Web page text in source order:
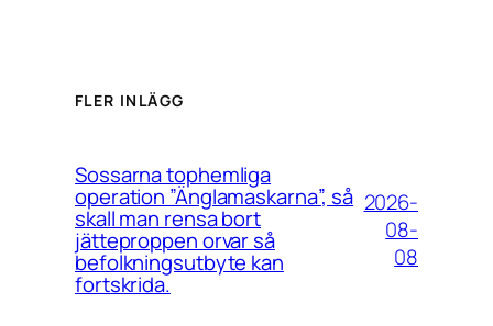
FLER INLÄGG
Sossarna tophemliga
operation ”Änglamaskarna”, så
skall man rensa bort
jätteproppen orvar så
befolkningsutbyte kan
fortskrida.
2026-
08-
08